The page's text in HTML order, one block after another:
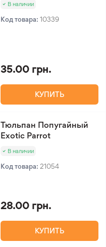
В наличии
Код товара: 10339
35.00 грн.
КУПИТЬ
Тюльпан Попугайный
Exotic Parrot
В наличии
Код товара: 21054
28.00 грн.
КУПИТЬ